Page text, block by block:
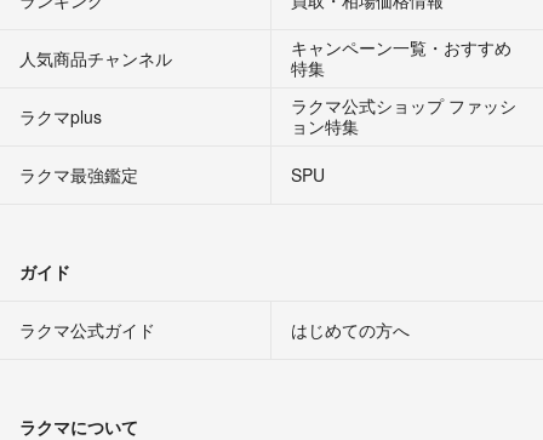
人気商品チャンネル
キャンペーン一覧・おすすめ
特集
ラクマplus
ラクマ公式ショップ ファッシ
ョン特集
ラクマ最強鑑定
SPU
ガイド
ラクマ公式ガイド はじめての方へ
ラクマについて